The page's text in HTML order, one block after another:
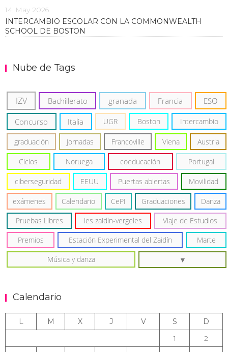
14, May 2026
INTERCAMBIO ESCOLAR CON LA COMMONWEALTH
SCHOOL DE BOSTON
Nube de Tags
IZV Bachillerato granada Francia ESO
Concurso Italia UGR Boston Intercambio
graduación Jornadas Francoville Viena Austria
Ciclos Noruega coeducación Portugal
ciberseguridad EEUU Puertas abiertas Movilidad
exámenes Calendario CePI Graduaciones Danza
Pruebas Libres ies zaidín-vergeles Viaje de Estudios
Premios Estación Experimental del Zaidín Marte
Música y danza
Calendario
L M X J V S
D
1
2